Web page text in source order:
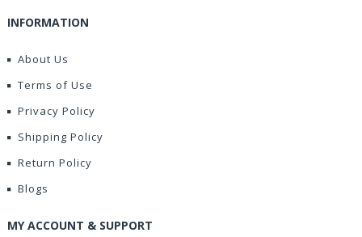
INFORMATION
About Us
Terms of Use
Privacy Policy
Shipping Policy
Return Policy
Blogs
MY ACCOUNT & SUPPORT